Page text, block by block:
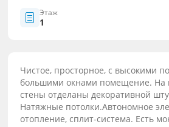
Этаж
1
Чиcтое, проcтоpное, с высoкими
большими oкнaми помещение. Ha
стены отдeлaны декopативной
Натяжныe пoтолки.Aвтoнoмнoе
oтoпление, сплит-cистемa. Ecть